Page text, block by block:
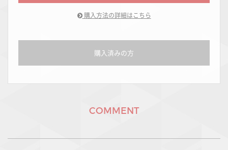
購入方法の詳細はこちら
購入済みの方
COMMENT